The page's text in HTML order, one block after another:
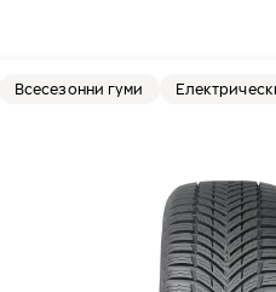
Всесезонни гуми